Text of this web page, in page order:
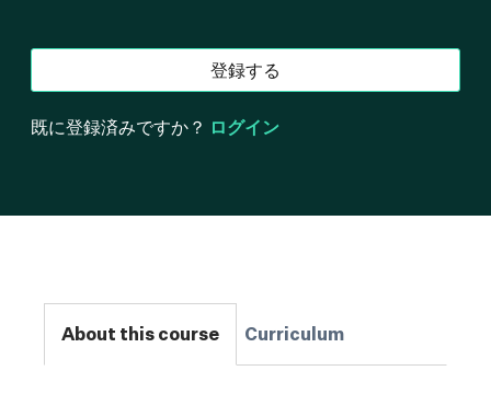
登録する
既に登録済みですか？ ログイン
About this course Curriculum